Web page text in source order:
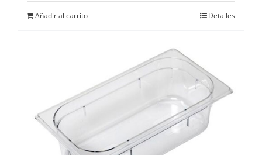
Añadir al carrito Detalles